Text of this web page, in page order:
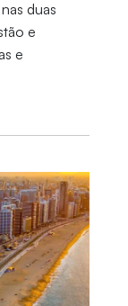
duas
e
e